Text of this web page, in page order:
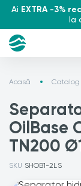
Ai EXTRA -3%
la
Acasă Catalog
OilBase
TN200
SKU SHOB1-2LS